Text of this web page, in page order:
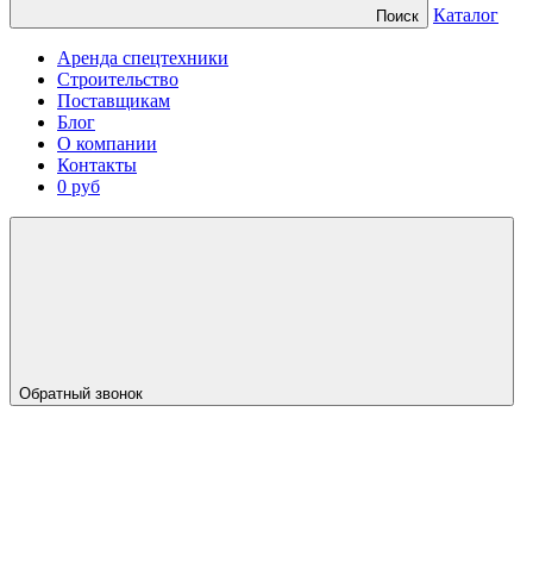
Поиск Каталог
Аренда спецтехники
Строительство
Поставщикам
Блог
О компании
Контакты
0 руб
Обратный звонок